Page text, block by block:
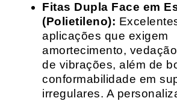
Fitas Dupla Face em
(Polietileno):
aplicações que exigem
amortecimento,
de vibrações, além de
conformabilidade em
irregulares. A